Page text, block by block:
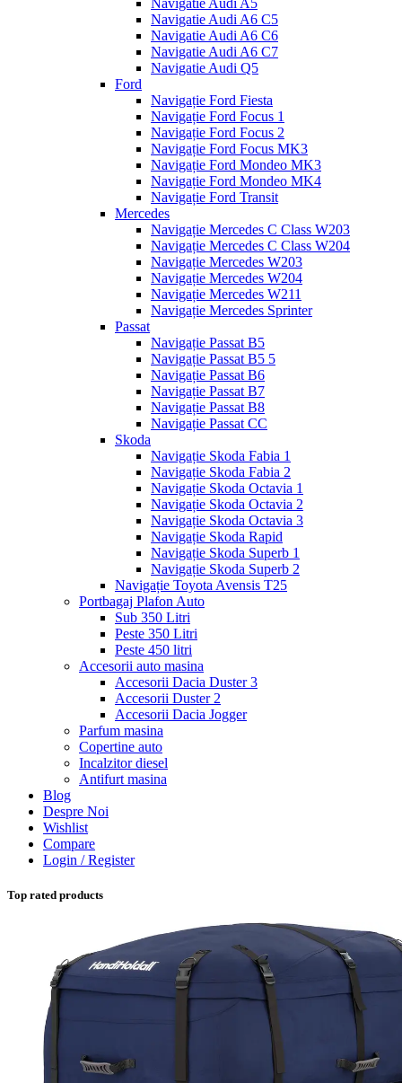
Navigatie Audi A5
Navigatie Audi A6 C5
Navigatie Audi A6 C6
Navigatie Audi A6 C7
Navigatie Audi Q5
Ford
Navigație Ford Fiesta
Navigație Ford Focus 1
Navigație Ford Focus 2
Navigație Ford Focus MK3
Navigație Ford Mondeo MK3
Navigație Ford Mondeo MK4
Navigație Ford Transit
Mercedes
Navigație Mercedes C Class W203
Navigație Mercedes C Class W204
Navigație Mercedes W203
Navigație Mercedes W204
Navigație Mercedes W211
Navigație Mercedes Sprinter
Passat
Navigație Passat B5
Navigație Passat B5 5
Navigație Passat B6
Navigație Passat B7
Navigație Passat B8
Navigație Passat CC
Skoda
Navigație Skoda Fabia 1
Navigație Skoda Fabia 2
Navigație Skoda Octavia 1
Navigație Skoda Octavia 2
Navigație Skoda Octavia 3
Navigație Skoda Rapid
Navigație Skoda Superb 1
Navigație Skoda Superb 2
Navigație Toyota Avensis T25
Portbagaj Plafon Auto
Sub 350 Litri
Peste 350 Litri
Peste 450 litri
Accesorii auto masina
Accesorii Dacia Duster 3
Accesorii Duster 2
Accesorii Dacia Jogger
Parfum masina
Copertine auto
Incalzitor diesel
Antifurt masina
Blog
Despre Noi
Wishlist
Compare
Login / Register
Top rated products